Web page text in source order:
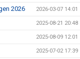
2026 2026-03-07 14:01
2025-08-21 20:48
2025-08-09 12:01
2025-07-02 17:39